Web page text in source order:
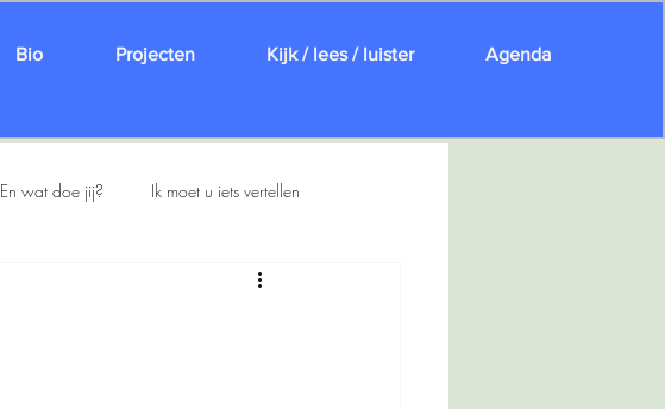
Bio Projecten Kijk / lees / luister Agenda
En wat doe jij? Ik moet u iets vertellen